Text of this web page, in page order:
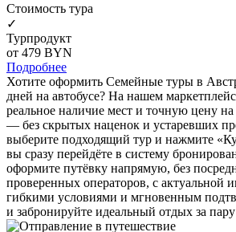
Cтоимость тура
✓
Турпродукт
от 479 BYN
Подробнее
Хотите оформить Семейные туры в
дней на автобусе? На нашем
реальное наличие мест и точную цену
— без скрытых наценок и устаревших
выберите подходящий тур и нажмите
вы сразу перейдёте в систему
оформите путёвку напрямую, без
проверенных операторов, с актуальной
гибкими условиями и мгновенным
и забронируйте идеальный отдых за